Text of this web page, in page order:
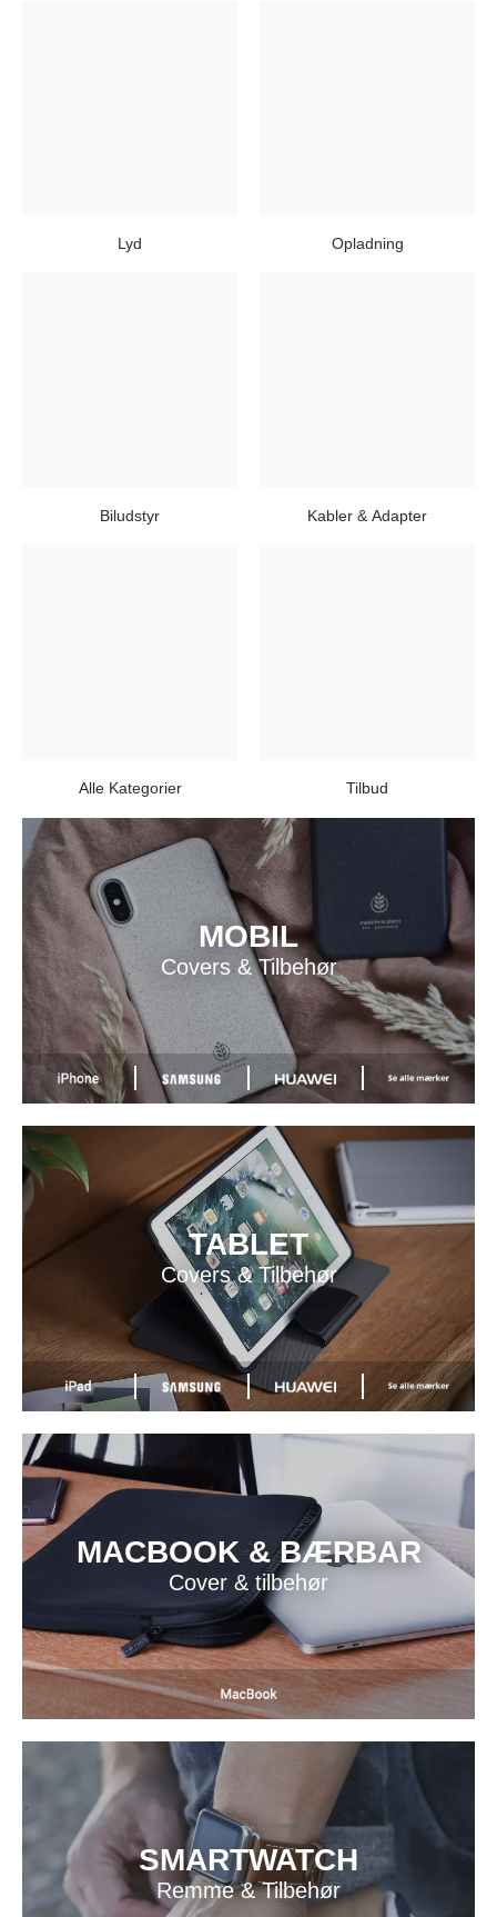
Lyd Opladning
Biludstyr Kabler & Adapter
Alle Kategorier Tilbud
MOBIL
Covers & Tilbehør
TABLET
Covers & Tilbehør
MACBOOK & BÆRBAR
Cover & tilbehør
SMARTWATCH
Remme & Tilbehør